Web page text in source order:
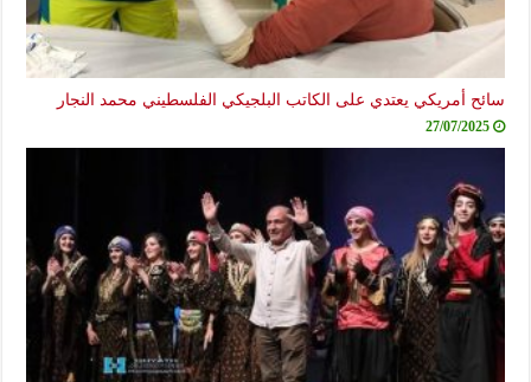
سائح أمريكي يعتدي على الكاتب البلجيكي الفلسطيني محمد النجار
27/07/2025